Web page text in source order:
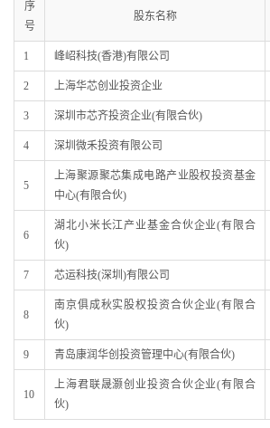
序
号
股东名称
1 峰岹科技(香港)有限公司
2 上海华芯创业投资企业
3 深圳市芯齐投资企业(有限合伙)
4 深圳微禾投资有限公司
5
上海聚源聚芯集成电路产业股权投资基金
中心(有限合伙)
6
湖北小米长江产业基金合伙企业(有限合
伙)
7 芯运科技(深圳)有限公司
8
南京俱成秋实股权投资合伙企业(有限合
伙)
9 青岛康润华创投资管理中心(有限合伙)
10
上海君联晟灏创业投资合伙企业(有限合
伙)